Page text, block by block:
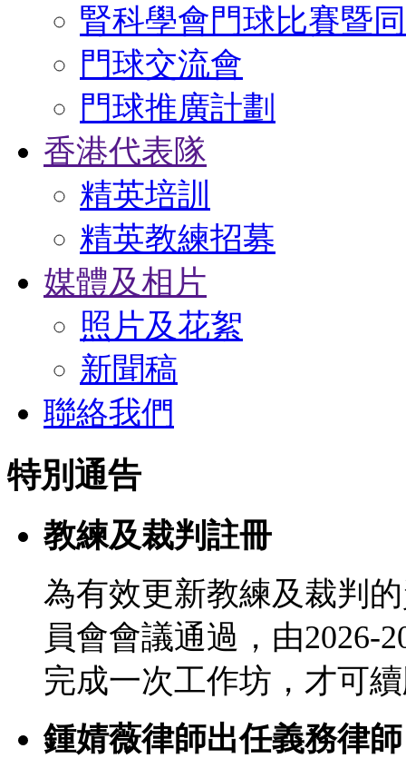
腎科學會門球比賽暨
門球交流會
門球推廣計劃
香港代表隊
精英培訓
精英教練招募
媒體及相片
照片及花絮
新聞稿
聯絡我們
特別通告
教練及裁判註冊
為有效更新教練及裁判
員會會議通過，由2026-
完成一次工作坊，才可
鍾婧薇律師出任義務律師